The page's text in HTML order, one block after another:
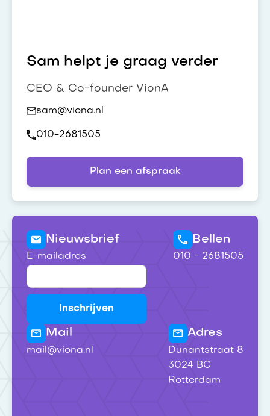
Sam helpt je graag verder
CEO & Co-founder VionA
sam@viona.nl
010-2681505
Plan een afspraak
Nieuwsbrief
E-mailadres
Bellen
010 - 2681505
Mail
mail@viona.nl
Adres
Dunantstraat 8
3024 BC
Rotterdam